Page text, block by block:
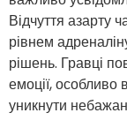
Відчуття азарту
рівнем
рішень. Гравці
емоції,
уникнути